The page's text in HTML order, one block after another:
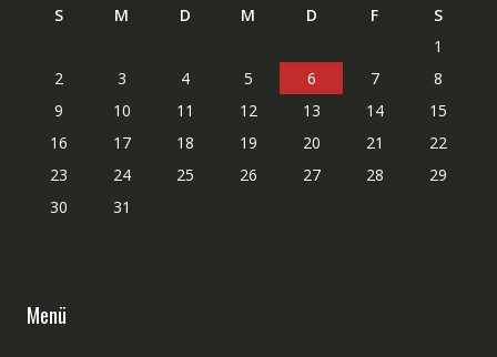
S M D M D F
S
1
2
3 4 5 6 7
8
9
10 11 12 13 14
15
16
17 18 19 20 21
22
23
24 25 26 27 28
29
30
31
Menü